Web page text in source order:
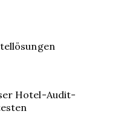
Hotel-Audit-